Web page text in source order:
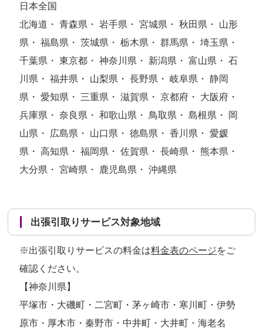
日本全国
北海道・ 青森県・ 岩手県・ 宮城県・ 秋田県・ 山形
県・ 福島県・ 茨城県・ 栃木県・ 群馬県・ 埼玉県・
千葉県・ 東京都・ 神奈川県・ 新潟県・ 富山県・ 石
川県・ 福井県・ 山梨県・ 長野県・ 岐阜県・ 静岡
県・ 愛知県・ 三重県・ 滋賀県・ 京都府・ 大阪府・
兵庫県・ 奈良県・ 和歌山県・ 鳥取県・ 島根県・ 岡
山県・ 広島県・ 山口県・ 徳島県・ 香川県・ 愛媛
県・ 高知県・ 福岡県・ 佐賀県・ 長崎県・ 熊本県・
大分県・ 宮崎県・ 鹿児島県・ 沖縄県
出張引取りサービス対象地域
※出張引取りサービスの料金は料金表のページをご
確認ください。
【神奈川県】
平塚市・大磯町・二宮町・茅ヶ崎市・寒川町・伊勢
原市・厚木市・秦野市・中井町・大井町・海老名